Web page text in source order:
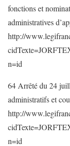
fonctions et
administratives
http://
n=id
64 Arrêté du 24
administratifs et
http://
n=id